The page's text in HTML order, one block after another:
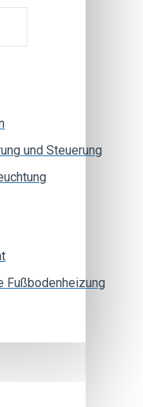
und Steuerung
Fußbodenheizung